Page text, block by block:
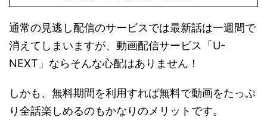
通常の見逃し配信のサービスでは最新話は一週間で
消えてしまいますが、動画配信サービス「U-
NEXT」ならそんな心配はありません！
しかも、無料期間を利用すれば無料で動画をたっぷ
り全話楽しめるのもかなりのメリットです。